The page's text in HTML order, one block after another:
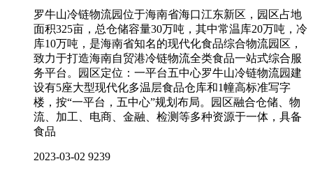
罗牛山冷链物流园位于海南省海口江东新区，园区占地
面积325亩，总仓储容量30万吨，其中常温库20万吨，冷
库10万吨，是海南省知名的现代化食品综合物流园区，
致力于打造海南自贸港冷链物流全类食品一站式综合服
务平台。园区定位：一平台五中心罗牛山冷链物流园建
设有5座大型现代化多温层食品仓库和1幢高标准写字
楼，按“一平台，五中心”规划布局。园区融合仓储、物
流、加工、电商、金融、检测等多种资源于一体，具备
食品
2023-03-02 9239